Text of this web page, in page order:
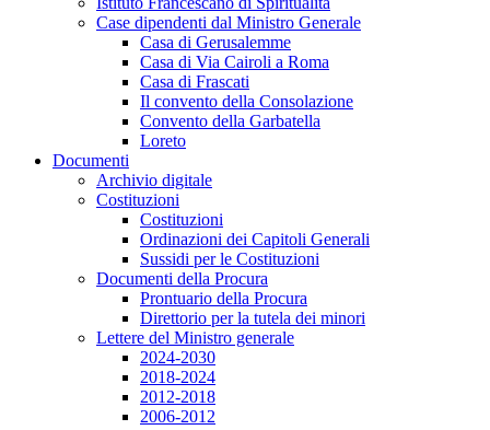
Case dipendenti dal Ministro Generale
Casa di Gerusalemme
Casa di Via Cairoli a Roma
Casa di Frascati
Il convento della Consolazione
Convento della Garbatella
Loreto
Documenti
Archivio digitale
Costituzioni
Costituzioni
Ordinazioni dei Capitoli Generali
Sussidi per le Costituzioni
Documenti della Procura
Prontuario della Procura
Direttorio per la tutela dei minori
Lettere del Ministro generale
2024-2030
2018-2024
2012-2018
2006-2012